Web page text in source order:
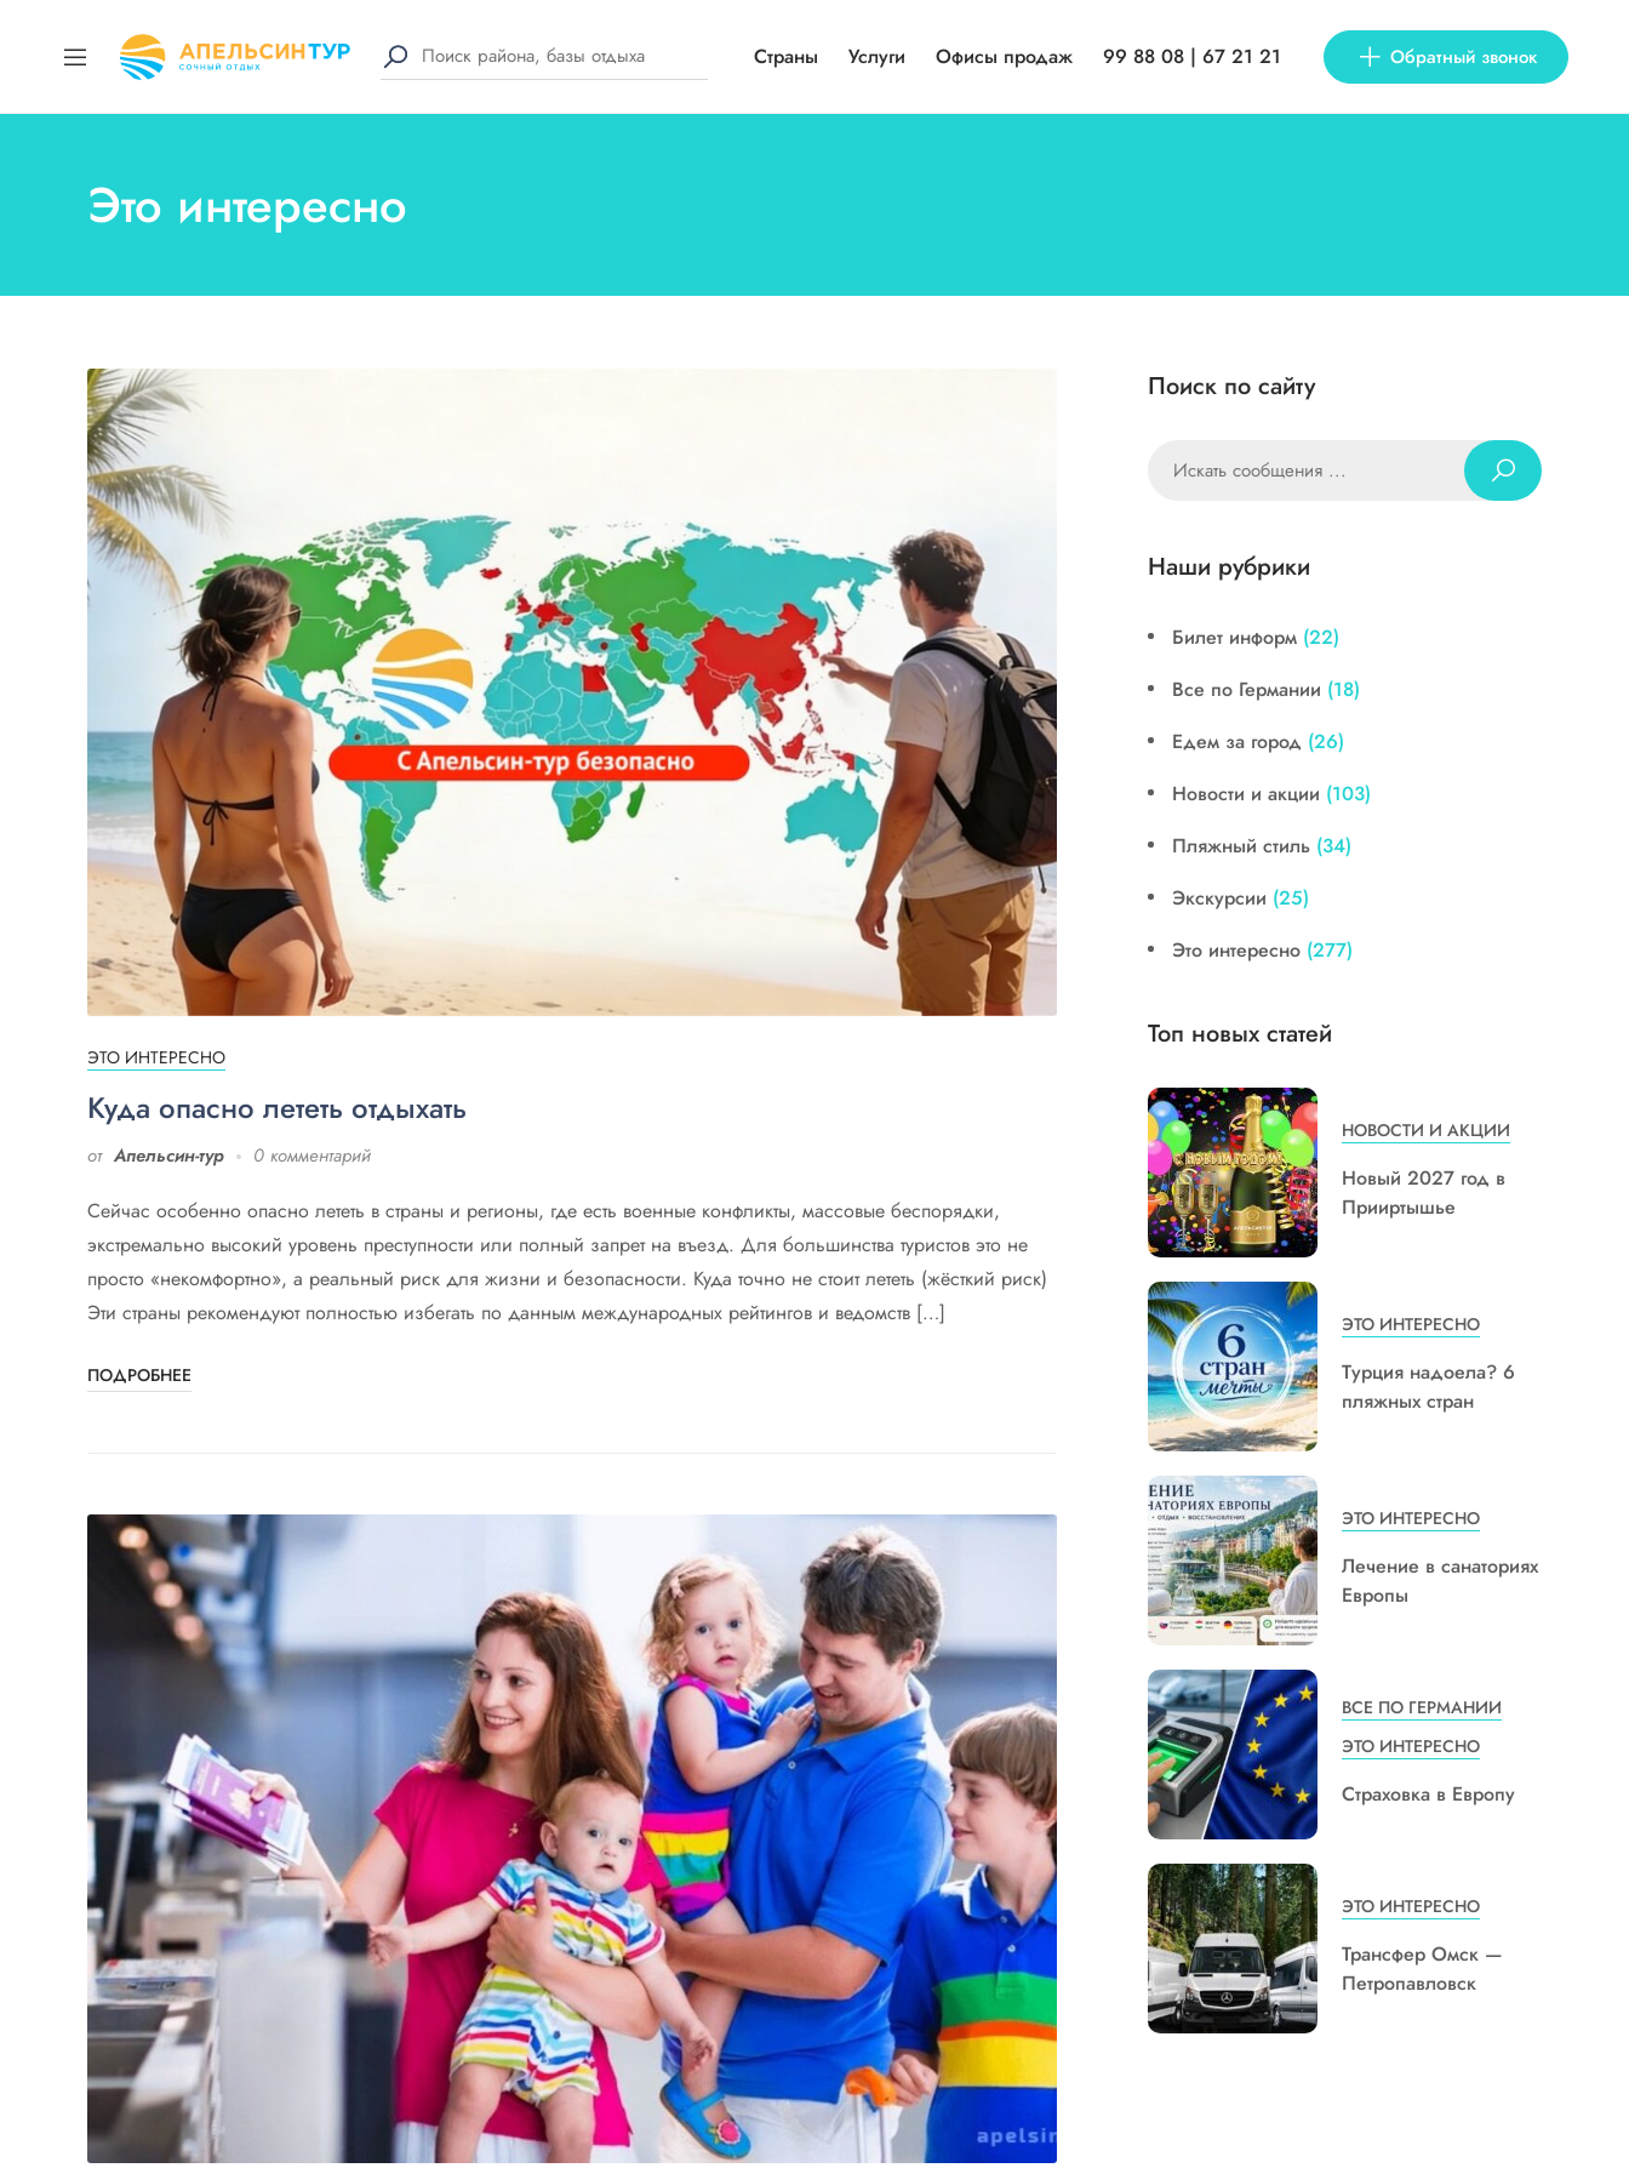
Страны Услуги Офисы продаж 99 88 08 | 67 21 21 Обратный звонок
Это интересно
ЭТО ИНТЕРЕСНО
Куда опасно лететь отдыхать
от Апельсин-тур 0 комментарий
Сейчас особенно опасно лететь в страны и регионы, где есть военные конфликты, массовые беспорядки,
экстремально высокий уровень преступности или полный запрет на въезд. Для большинства туристов это не
просто «некомфортно», а реальный риск для жизни и безопасности. Куда точно не стоит лететь (жёсткий риск)
Эти страны рекомендуют полностью избегать по данным международных рейтингов и ведомств […]
ПОДРОБНЕЕ
Поиск по сайту
Наши рубрики
Билет информ (22)
Все по Германии (18)
Едем за город (26)
Новости и акции (103)
Пляжный стиль (34)
Экскурсии (25)
Это интересно (277)
Топ новых статей
НОВОСТИ И АКЦИИ
Новый 2027 год в
Прииртышье
ЭТО ИНТЕРЕСНО
Турция надоела? 6
пляжных стран
ЭТО ИНТЕРЕСНО
Лечение в санаториях
Европы
ВСЕ ПО ГЕРМАНИИ
ЭТО ИНТЕРЕСНО
Страховка в Европу
ЭТО ИНТЕРЕСНО
Трансфер Омск —
Петропавловск